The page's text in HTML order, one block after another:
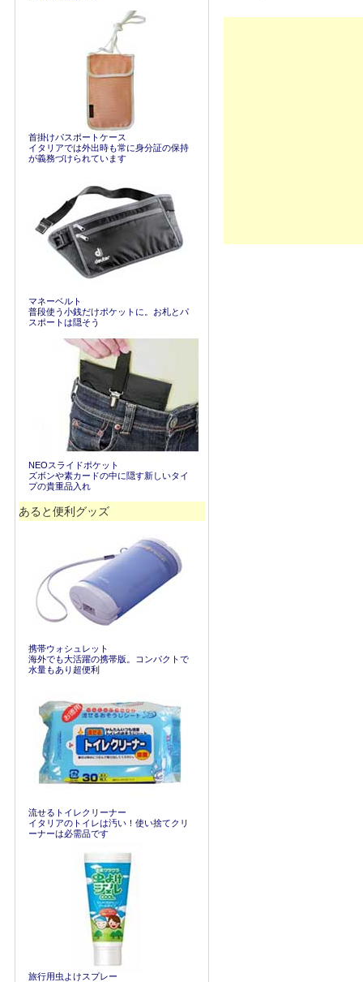
首掛けパスポートケース
イタリアでは外出時も常に身分証の保持
が義務づけられています
マネーベルト
普段使う小銭だけポケットに。お札とパ
スポートは隠そう
NEOスライドポケット
ズボンや素カードの中に隠す新しいタイ
プの貴重品入れ
あると便利グッズ
携帯ウォシュレット
海外でも大活躍の携帯版。コンパクトで
水量もあり超便利
流せるトイレクリーナー
イタリアのトイレは汚い！使い捨てクリ
ーナーは必需品です
旅行用虫よけスプレー